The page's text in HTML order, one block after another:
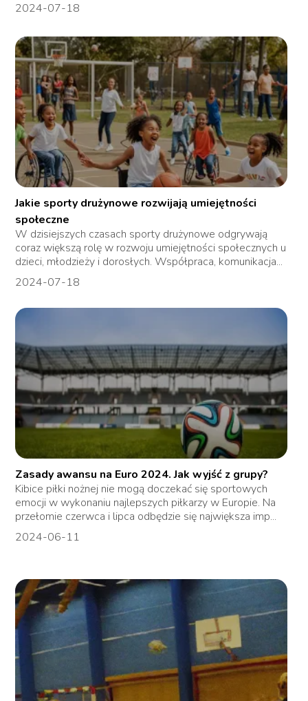
2024-07-18
Jakie sporty drużynowe rozwijają umiejętności
społeczne
W dzisiejszych czasach sporty drużynowe odgrywają
coraz większą rolę w rozwoju umiejętności społecznych u
dzieci, młodzieży i dorosłych. Współpraca, komunikacja...
2024-07-18
Zasady awansu na Euro 2024. Jak wyjść z grupy?
Kibice piłki nożnej nie mogą doczekać się sportowych
emocji w wykonaniu najlepszych piłkarzy w Europie. Na
przełomie czerwca i lipca odbędzie się największa imp...
2024-06-11